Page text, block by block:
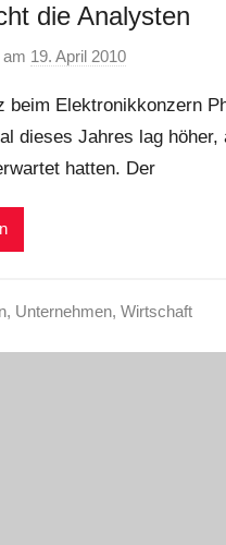
die Analysten
am 19. April 2010v
n
C
h
e
beim Elektronikkonzern
dieses Jahres lag höher,
hatten. Der
, Unternehmen,Wirtschaft